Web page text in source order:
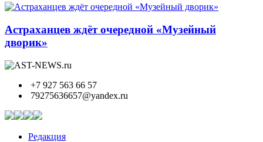
Астраханцев ждёт очередной «Музейный
дворик»
+7 927 563 66 57
79275636657@yandex.ru
Редакция